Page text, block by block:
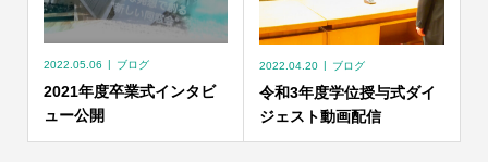
2022.05.06 ブログ
2021年度卒業式インタビ
ュー公開
2022.04.20 ブログ
令和3年度学位授与式ダイ
ジェスト動画配信